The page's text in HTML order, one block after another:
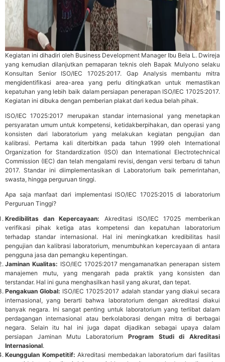
Kegiatan ini dihadiri oleh Business Development Manager Ibu Bela L. Dwireja
yang kemudian dilanjutkan pemaparan teknis oleh Bapak Mulyono selaku
Konsultan Senior ISO/IEC 17025:2017. Gap Analysis membantu mitra
mengidentifikasi area-area yang perlu ditingkatkan untuk memastikan
kepatuhan yang lebih baik dalam persiapan penerapan ISO/IEC 17025:2017.
Kegiatan ini dibuka dengan pemberian plakat dari kedua belah pihak.
ISO/IEC 17025:2017 merupakan standar internasional yang menetapkan
persyaratan umum untuk kompetensi, ketidakberpihakan, dan operasi yang
konsisten dari laboratorium yang melakukan kegiatan pengujian dan
kalibrasi. Pertama kali diterbitkan pada tahun 1999 oleh International
Organization for Standardization (ISO) dan International Electrotechnical
Commission (IEC) dan telah mengalami revisi, dengan versi terbaru di tahun
2017. Standar ini diimplementasikan di Laboratorium baik pemerintahan,
swasta, hingga perguruan tinggi.
Apa saja manfaat dari implementasi ISO/IEC 17025:2015 di laboratorium
Perguruan Tinggi?
Kredibilitas dan Kepercayaan: Akreditasi ISO/IEC 17025 memberikan
verifikasi pihak ketiga atas kompetensi dan kepatuhan laboratorium
terhadap standar internasional. Hal ini meningkatkan kredibilitas hasil
pengujian dan kalibrasi laboratorium, menumbuhkan kepercayaan di antara
pengguna jasa dan pemangku kepentingan.
Jaminan Kualitas: ISO/IEC 17025:2017 mengamanatkan penerapan sistem
manajemen mutu, yang mengarah pada praktik yang konsisten dan
terstandar. Hal ini guna menghasilkan hasil yang akurat, dan tepat.
Pengakuan Global: ISO/IEC 17025:2017 adalah standar yang diakui secara
internasional, yang berarti bahwa laboratorium dengan akreditasi diakui
banyak negara. Ini sangat penting untuk laboratorium yang terlibat dalam
perdagangan internasional atau berkolaborasi dengan mitra di berbagai
negara. Selain itu hal ini juga dapat dijadikan sebagai upaya dalam
persiapan Jaminan Mutu Laboratorium Program Studi di Akreditasi
Internasional.
Keunggulan Kompetitif: Akreditasi membedakan laboratorium dari fasilitas